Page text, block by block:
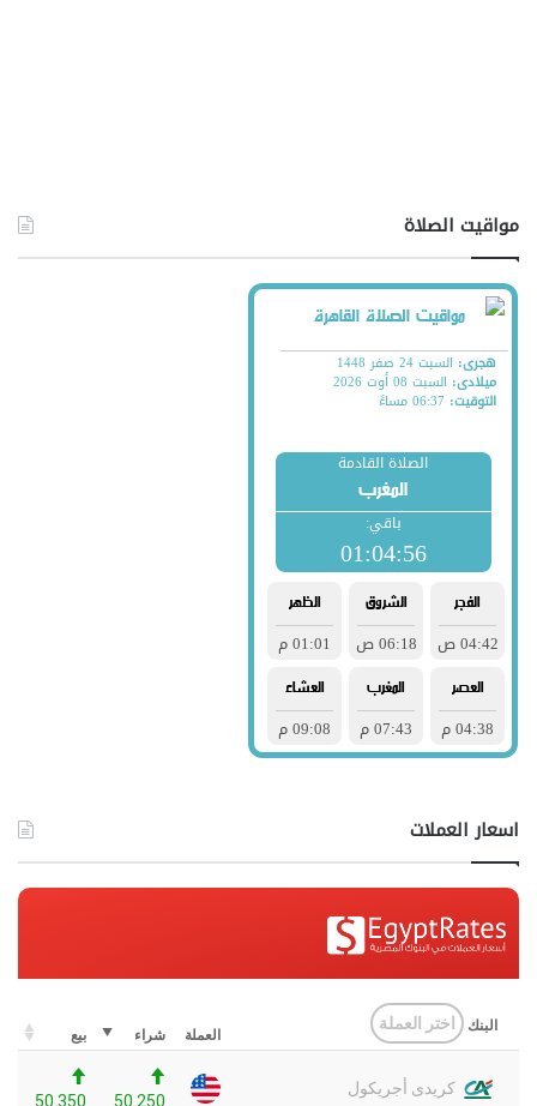
مواقيت الصلاة
اسعار العملات